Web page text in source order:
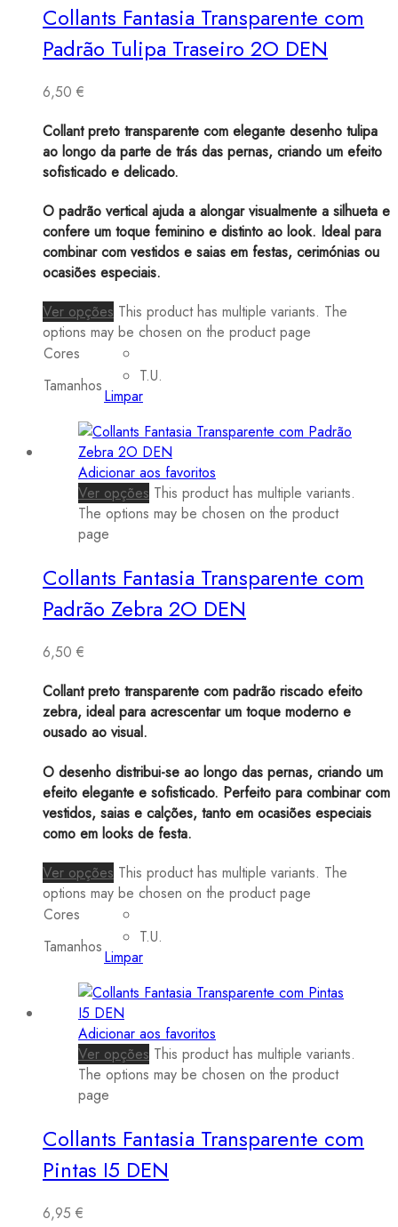
Collants Fantasia Transparente com
Padrão Tulipa Traseiro 2O DEN
6,50 €
Collant preto transparente com elegante desenho tulipa
ao longo da parte de trás das pernas, criando um efeito
sofisticado e delicado.
O padrão vertical ajuda a alongar visualmente a silhueta e
confere um toque feminino e distinto ao look. Ideal para
combinar com vestidos e saias em festas, cerimónias ou
ocasiões especiais.
Ver opções This product has multiple variants. The
options may be chosen on the product page
Cores
Tamanhos
T.U.
Limpar
Adicionar aos favoritos
Ver opções This product has multiple variants.
The options may be chosen on the product
page
Collants Fantasia Transparente com
Padrão Zebra 2O DEN
6,50 €
Collant preto transparente com padrão riscado efeito
zebra, ideal para acrescentar um toque moderno e
ousado ao visual.
O desenho distribui-se ao longo das pernas, criando um
efeito elegante e sofisticado. Perfeito para combinar com
vestidos, saias e calções, tanto em ocasiões especiais
como em looks de festa.
Ver opções This product has multiple variants. The
options may be chosen on the product page
Cores
Tamanhos
T.U.
Limpar
Adicionar aos favoritos
Ver opções This product has multiple variants.
The options may be chosen on the product
page
Collants Fantasia Transparente com
Pintas I5 DEN
6,95 €